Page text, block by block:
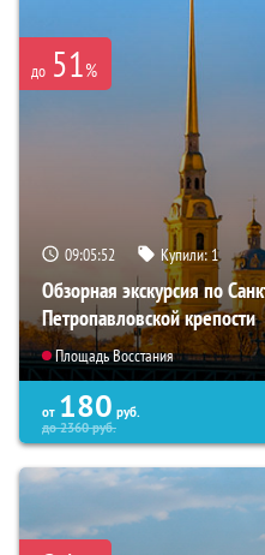
до 51%
09:05:51 Купили:1
Обзорная экскурсия по
Петропавловской крепости
Площадь Восстания
от 180 руб.
до2360руб.